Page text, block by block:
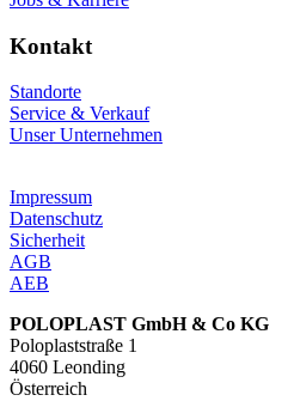
Kontakt
Standorte
Service & Verkauf
Unser Unternehmen
Impressum
Datenschutz
Sicherheit
AGB
AEB
POLOPLAST GmbH & Co KG
Poloplaststraße 1
4060 Leonding
Österreich